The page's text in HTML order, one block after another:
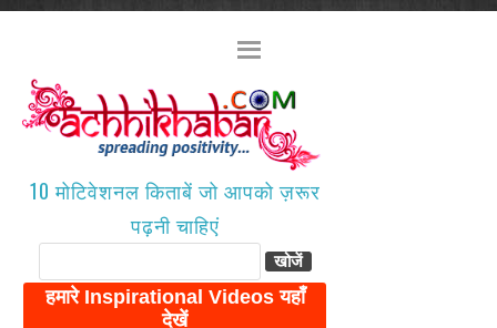
10 मोटिवेशनल किताबें जो आपको ज़रूर
पढ़नी चाहिएं